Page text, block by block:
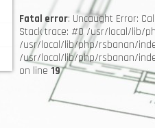
Fatal error: Uncaught Error:
Stack trace: #0 /usr/local/lib/
/usr/local/lib/php/rsbanan/
/usr/local/lib/php/rsbanan/
on line19